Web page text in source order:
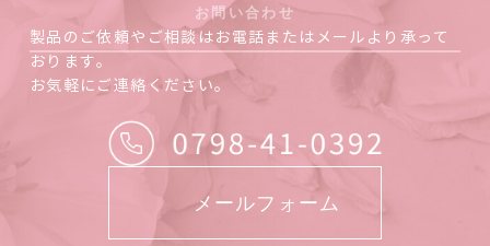
お問い合わせ
製品のご依頼やご相談はお電話またはメールより承って
おります。
お気軽にご連絡ください。
メールフォーム